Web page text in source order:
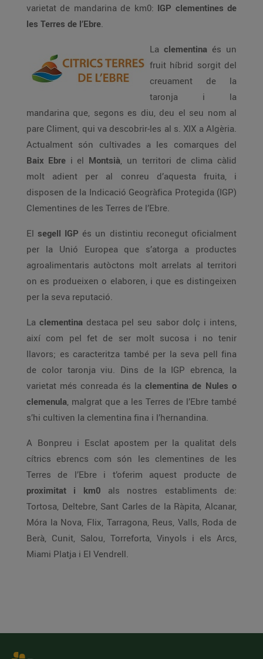
varietat de mandarina de km0: IGP clementines de
les Terres de l’Ebre.
La clementina és un
fruit híbrid sorgit del
creuament de la
taronja i la
mandarina que, segons es diu, deu el seu nom al
pare Climent, qui va descobrir-les al s. XIX a Algèria.
Actualment són cultivades a les comarques del
Baix Ebre i el Montsià, un territori de clima càlid
molt adient per al conreu d’aquesta fruita, i
disposen de la Indicació Geogràfica Protegida (IGP)
Clementines de les Terres de l’Ebre.
El segell IGP és un distintiu reconegut oficialment
per la Unió Europea que s’atorga a productes
agroalimentaris autòctons molt arrelats al territori
on es produeixen o elaboren, i que es distingeixen
per la seva reputació.
La clementina destaca pel seu sabor dolç i intens,
així com pel fet de ser molt sucosa i no tenir
llavors; es caracteritza també per la seva pell fina
de color taronja viu. Dins de la IGP ebrenca, la
varietat més conreada és la clementina de Nules o
clemenula, malgrat que a les Terres de l’Ebre també
s’hi cultiven la clementina fina i l’hernandina.
A Bonpreu i Esclat apostem per la qualitat dels
cítrics ebrencs com són les clementines de les
Terres de l’Ebre i t’oferim aquest producte de
proximitat i km0 als nostres establiments de:
Tortosa, Deltebre, Sant Carles de la Ràpita, Alcanar,
Móra la Nova, Flix, Tarragona, Reus, Valls, Roda de
Berà, Cunit, Salou, Torreforta, Vinyols i els Arcs,
Miami Platja i El Vendrell.